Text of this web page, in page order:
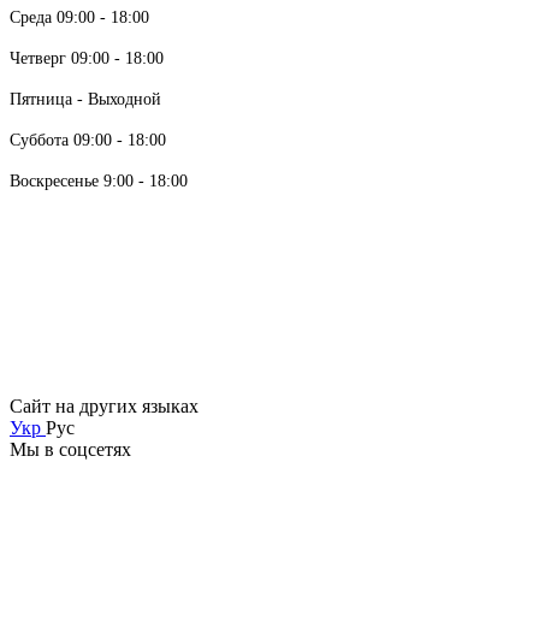
Среда 09:00 - 18:00
Четверг 09:00 - 18:00
Пятница - Выходной
Суббота 09:00 - 18:00
Воскресенье 9:00 - 18:00
Сайт на других языках
Укр Рус
Мы в соцсетях